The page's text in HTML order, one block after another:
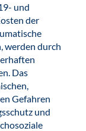
und
der
werden durch
Das
Gefahren
und